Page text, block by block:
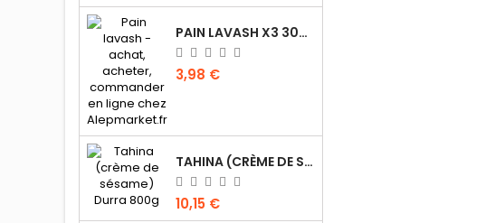
PAIN LAVASH X3 300G
3,98 €
TAHINA (CRÈME DE SÉSAME) DURRA 800G
10,15 €